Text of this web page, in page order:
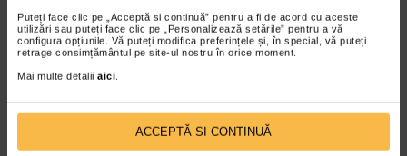
Puteți face clic pe „Acceptă si continuă” pentru a fi de acord cu aceste
utilizări sau puteți face clic pe „Personalizează setările” pentru a vă
configura opțiunile. Vă puteți modifica preferințele și, în special, vă puteți
retrage consimțământul pe site-ul nostru în orice moment.
Mai multe detalii aici.
ACCEPTĂ SI CONTINUĂ
usurinta in manute, exersand astfel prinderea.